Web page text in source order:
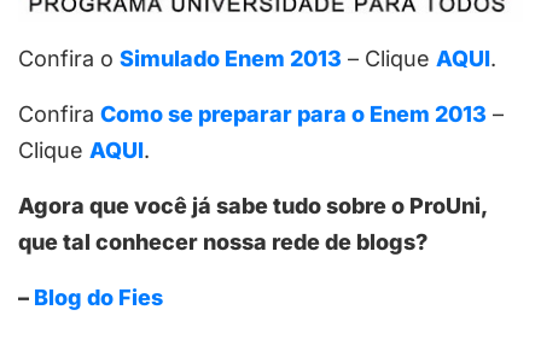
Confira o Simulado Enem 2013 – Clique AQUI.
Confira Como se preparar para o Enem 2013 –
Clique AQUI.
Agora que você já sabe tudo sobre o ProUni,
que tal conhecer nossa rede de blogs?
– Blog do Fies